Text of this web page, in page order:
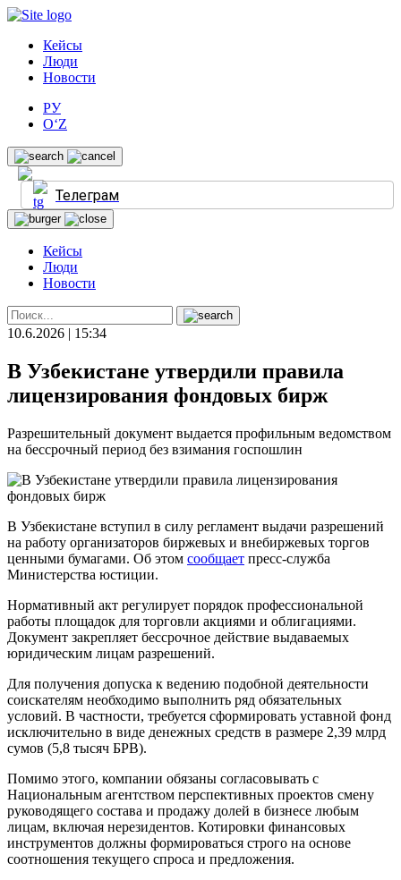
Кейсы
Люди
Новости
РУ
O‘Z
Телеграм
Кейсы
Люди
Новости
10.6.2026 | 15:34
В Узбекистане утвердили правила
лицензирования фондовых бирж
Разрешительный документ выдается профильным ведомством
на бессрочный период без взимания госпошлин
В Узбекистане вступил в силу регламент выдачи разрешений
на работу организаторов биржевых и внебиржевых торгов
ценными бумагами. Об этом сообщает пресс-служба
Министерства юстиции.
Нормативный акт регулирует порядок профессиональной
работы площадок для торговли акциями и облигациями.
Документ закрепляет бессрочное действие выдаваемых
юридическим лицам разрешений.
Для получения допуска к ведению подобной деятельности
соискателям необходимо выполнить ряд обязательных
условий. В частности, требуется сформировать уставной фонд
исключительно в виде денежных средств в размере 2,39 млрд
сумов (5,8 тысяч БРВ).
Помимо этого, компании обязаны согласовывать с
Национальным агентством перспективных проектов смену
руководящего состава и продажу долей в бизнесе любым
лицам, включая нерезидентов. Котировки финансовых
инструментов должны формироваться строго на основе
соотношения текущего спроса и предложения.